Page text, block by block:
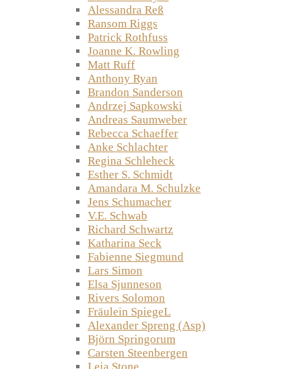
Alessandra Reß
Ransom Riggs
Patrick Rothfuss
Joanne K. Rowling
Matt Ruff
Anthony Ryan
Brandon Sanderson
Andrzej Sapkowski
Andreas Saumweber
Rebecca Schaeffer
Anke Schlachter
Regina Schleheck
Esther S. Schmidt
Amandara M. Schulzke
Jens Schumacher
V.E. Schwab
Richard Schwartz
Katharina Seck
Fabienne Siegmund
Lars Simon
Elsa Sjunneson
Rivers Solomon
Fräulein SpiegeL
Alexander Spreng (Asp)
Björn Springorum
Carsten Steenbergen